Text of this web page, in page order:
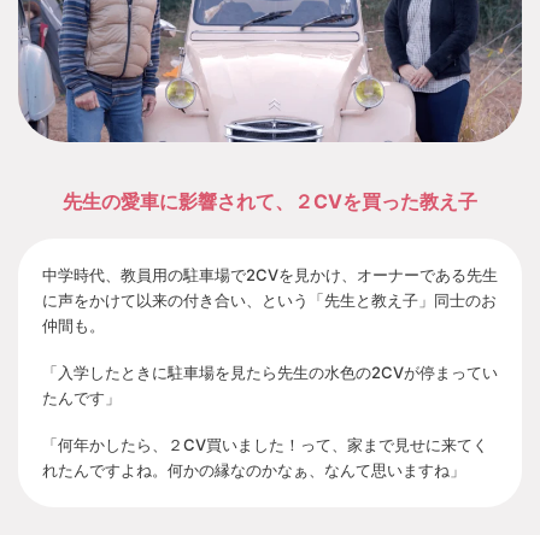
先生の愛車に影響されて、２CVを買った教え子
中学時代、教員用の駐車場で2CVを見かけ、オーナーである先生
に声をかけて以来の付き合い、という「先生と教え子」同士のお
仲間も。
「入学したときに駐車場を見たら先生の水色の2CVが停まってい
たんです」
「何年かしたら、２CV買いました！って、家まで見せに来てく
れたんですよね。何かの縁なのかなぁ、なんて思いますね」